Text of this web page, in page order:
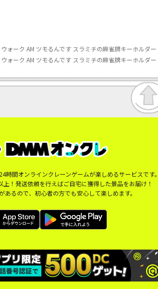
ォーク AM ツモるんです スラミチの麻雀牌キーホルダー
ォーク AM ツモるんです スラミチの麻雀牌キーホルダー
時間オンラインクレーンゲームが楽しめるサービスです
！発送依頼を行えばご自宅に獲得した景品をお届け！
あるので、初心者の方でも安心して楽しめます。